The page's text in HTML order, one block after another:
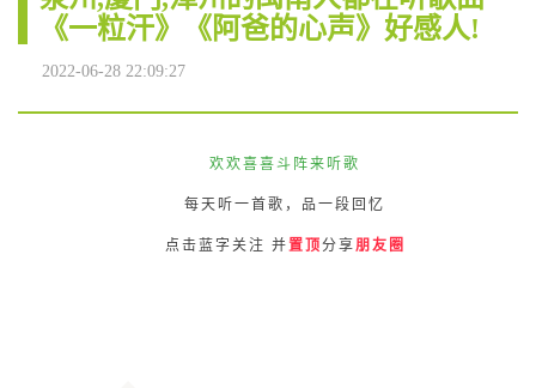
《一粒汗》《阿爸的心声》好感人!
2022-06-28 22:09:27
欢欢喜喜斗阵来听歌
每天听一首歌，品一段回忆
点击蓝字关注 并置顶分享朋友圈